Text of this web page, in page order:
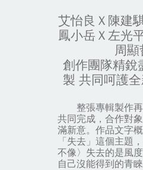
艾怡良Ｘ陳建
鳳小岳Ｘ左光
周顯
創作團隊精銳
製 共同呵護
整張專輯製作再
共同完成，合作對
滿新意。作品文字
「失去」這個主題，
不像〉 失去的是風度
自己沒能得到的青睞